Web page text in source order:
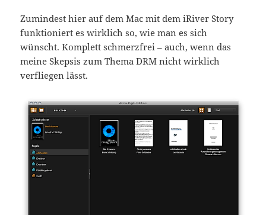
Zumindest hier auf dem Mac mit dem iRiver Story
funktioniert es wirklich so, wie man es sich
wünscht. Komplett schmerzfrei – auch, wenn das
meine Skepsis zum Thema DRM nicht wirklich
verfliegen lässt.